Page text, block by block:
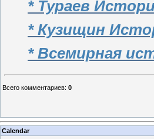
* Тураев
* Кузищин
* Всемирная
Всего комментариев: 0
Calendar